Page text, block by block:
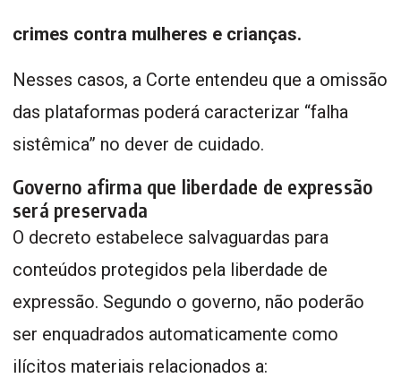
crimes contra mulheres e crianças.
Nesses casos, a Corte entendeu que a omissão
das plataformas poderá caracterizar “falha
sistêmica” no dever de cuidado.
Governo afirma que liberdade de expressão
será preservada
O decreto estabelece salvaguardas para
conteúdos protegidos pela liberdade de
expressão. Segundo o governo, não poderão
ser enquadrados automaticamente como
ilícitos materiais relacionados a: